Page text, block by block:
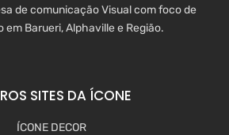
de comunicação Visual com foco de
em Barueri, Alphaville e Região.
SITES DA ÍCONE
ÍCONE DECOR